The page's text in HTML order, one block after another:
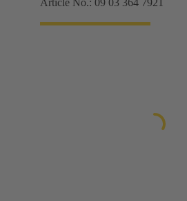
Article No.: 09 03 364 7921